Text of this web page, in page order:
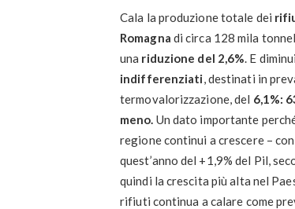
Cala la produzione totale dei
Romagna di circa 128 mila
una riduzione del 2,6%. E
indifferenziati, destinati in
termovalorizzazione, del 6,1%:
meno. Un dato importante
regione continui a crescere –
quest’anno del +1,9% del Pil,
quindi la crescita più alta nel
rifiuti continua a calare come